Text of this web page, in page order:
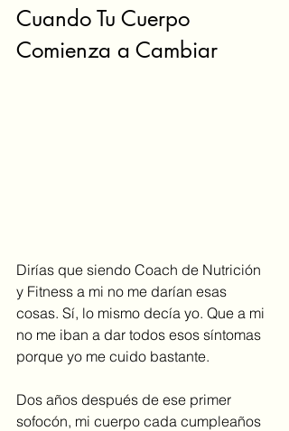
Cuando Tu Cuerpo
Comienza a Cambiar
Dirías que siendo Coach de Nutrición
y Fitness a mi no me darían esas
cosas. Sí, lo mismo decía yo. Que a mi
no me iban a dar todos esos síntomas
porque yo me cuido bastante.
Dos años después de ese primer
sofocón, mi cuerpo cada cumpleaños